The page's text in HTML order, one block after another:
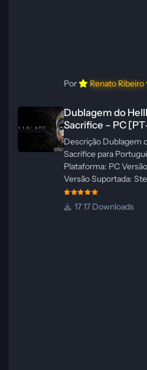
Por Renato Ribeiro
Dublagem do
Sacrifice – PC
Descrição Dublagem
Sacrifice para
Plataforma: PC
Versão Suportada:
Inglês Lançamento:
Créditos — Central de
17 Downloads